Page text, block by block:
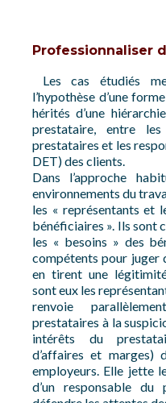
Professionnaliser
Les cas étudiés
l’hypothèse d’une
hérités d’une
prestataire, entre
prestataires et les
DET) des clients.
Dans l’approche
environnements du
les « représentants et
bénéficiaires ». Ils sont
les « besoins » des
compétents pour juger
en tirent une
sont eux les
renvoie
prestataires à la
intérêts du
d’affaires et marges)
employeurs. Elle jette
d’un responsable